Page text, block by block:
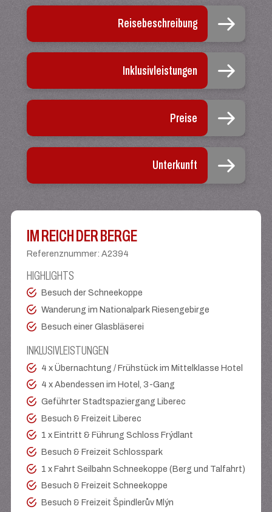
Reisebeschreibung
Inklusivleistungen
Preise
Unterkunft
IM REICH DER BERGE
Referenznummer:A2394
HIGHLIGHTS
Besuch der Schneekoppe
Wanderung im Nationalpark Riesengebirge
Besuch einer Glasbläserei
INKLUSIVLEISTUNGEN
4 x Übernachtung / Frühstück im Mittelklasse Hotel
4 x Abendessen im Hotel, 3-Gang
Geführter Stadtspaziergang Liberec
Besuch & Freizeit Liberec
1 x Eintritt & Führung Schloss Frýdlant
Besuch & Freizeit Schlosspark
1 x Fahrt Seilbahn Schneekoppe (Berg und Talfahrt)
Besuch & Freizeit Schneekoppe
Besuch & Freizeit Špindlerův Mlýn